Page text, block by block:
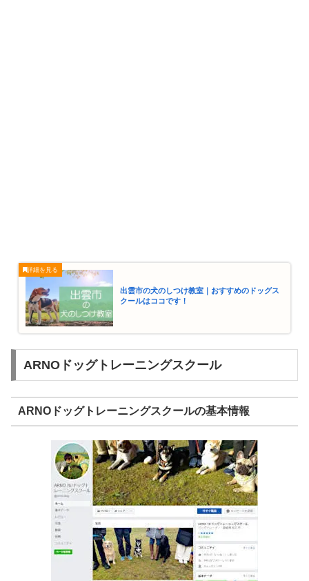
出雲市の犬のしつけ教室｜おすすめのドッグス
クールはココです！
ARNOドッグトレーニングスクール
ARNOドッグトレーニングスクールの基本情報